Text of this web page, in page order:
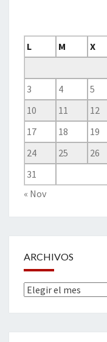
L
M X
3
4 5
10
11 12
17
18 19
24
25 26
31
« Nov
ARCHIVOS
Archivos